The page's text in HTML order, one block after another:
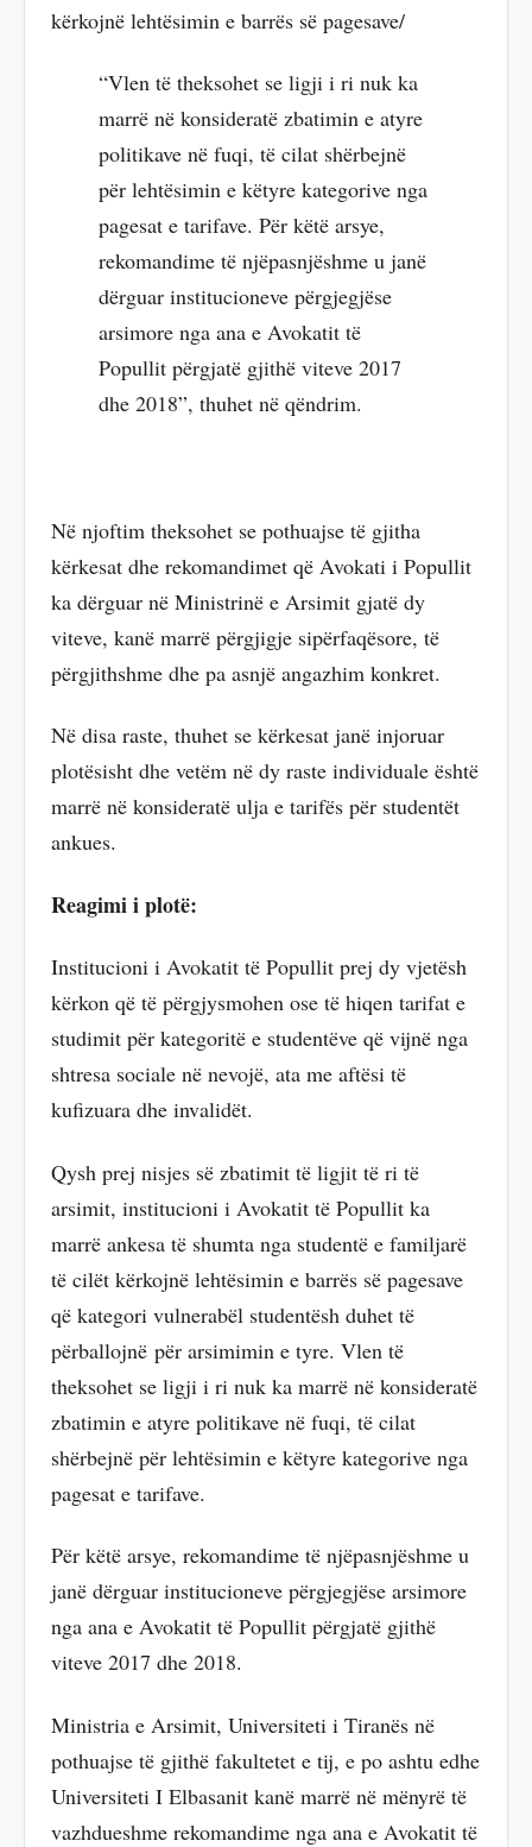
kërkojnë lehtësimin e barrës së pagesave/
“Vlen të theksohet se ligji i ri nuk ka
marrë në konsideratë zbatimin e atyre
politikave në fuqi, të cilat shërbejnë
për lehtësimin e këtyre kategorive nga
pagesat e tarifave. Për këtë arsye,
rekomandime të njëpasnjëshme u janë
dërguar institucioneve përgjegjëse
arsimore nga ana e Avokatit të
Popullit përgjatë gjithë viteve 2017
dhe 2018”, thuhet në qëndrim.
Në njoftim theksohet se pothuajse të gjitha
kërkesat dhe rekomandimet që Avokati i Popullit
ka dërguar në Ministrinë e Arsimit gjatë dy
viteve, kanë marrë përgjigje sipërfaqësore, të
përgjithshme dhe pa asnjë angazhim konkret.
Në disa raste, thuhet se kërkesat janë injoruar
plotësisht dhe vetëm në dy raste individuale është
marrë në konsideratë ulja e tarifës për studentët
ankues.
Reagimi i plotë:
Institucioni i Avokatit të Popullit prej dy vjetësh
kërkon që të përgjysmohen ose të hiqen tarifat e
studimit për kategoritë e studentëve që vijnë nga
shtresa sociale në nevojë, ata me aftësi të
kufizuara dhe invalidët.
Qysh prej nisjes së zbatimit të ligjit të ri të
arsimit, institucioni i Avokatit të Popullit ka
marrë ankesa të shumta nga studentë e familjarë
të cilët kërkojnë lehtësimin e barrës së pagesave
që kategori vulnerabël studentësh duhet të
përballojnë për arsimimin e tyre. Vlen të
theksohet se ligji i ri nuk ka marrë në konsideratë
zbatimin e atyre politikave në fuqi, të cilat
shërbejnë për lehtësimin e këtyre kategorive nga
pagesat e tarifave.
Për këtë arsye, rekomandime të njëpasnjëshme u
janë dërguar institucioneve përgjegjëse arsimore
nga ana e Avokatit të Popullit përgjatë gjithë
viteve 2017 dhe 2018.
Ministria e Arsimit, Universiteti i Tiranës në
pothuajse të gjithë fakultetet e tij, e po ashtu edhe
Universiteti I Elbasanit kanë marrë në mënyrë të
vazhdueshme rekomandime nga ana e Avokatit të